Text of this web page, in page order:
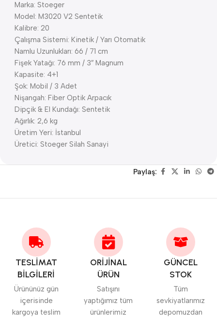
Marka: Stoeger
Model: M3020 V2 Sentetik
Kalibre: 20
Çalışma Sistemi: Kinetik / Yarı Otomatik
Namlu Uzunlukları: 66 / 71 cm
Fişek Yatağı: 76 mm / 3″ Magnum
Kapasite: 4+1
Şok: Mobil / 3 Adet
Nişangah: Fiber Optik Arpacık
Dipçik & El Kundağı: Sentetik
Ağırlık: 2,6 kg
Üretim Yeri: İstanbul
Üretici: Stoeger Silah Sanayi
Paylaş:
TESLİMAT
BİLGİLERİ
Ürününüz gün
içerisinde
kargoya teslim
ORİJİNAL
ÜRÜN
Satışını
yaptığımız tüm
ürünlerimiz
GÜNCEL
STOK
Tüm
sevkiyatlarımız
depomuzdan